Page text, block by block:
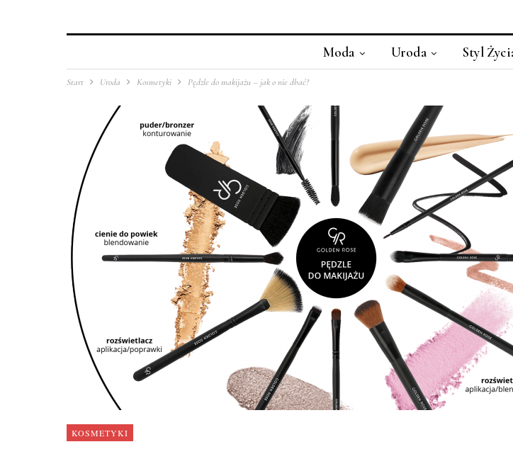
Moda Uroda Styl
Start Uroda Kosmetyki Pędzle do makijażu – jak o nie dbać?
KOSMETYKI